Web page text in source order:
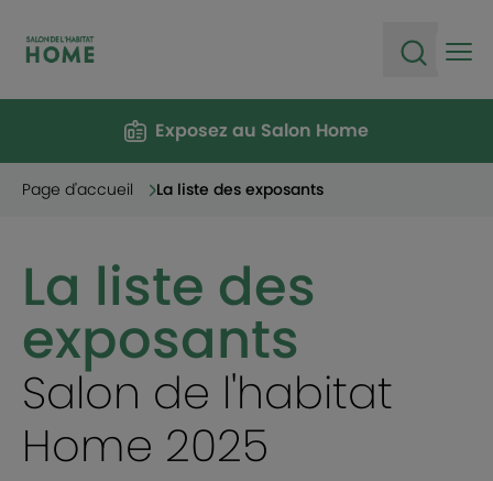
Exposez au Salon Home
Page d'accueil La liste des exposants
La liste des
exposants
Salon de l'habitat
Home 2025